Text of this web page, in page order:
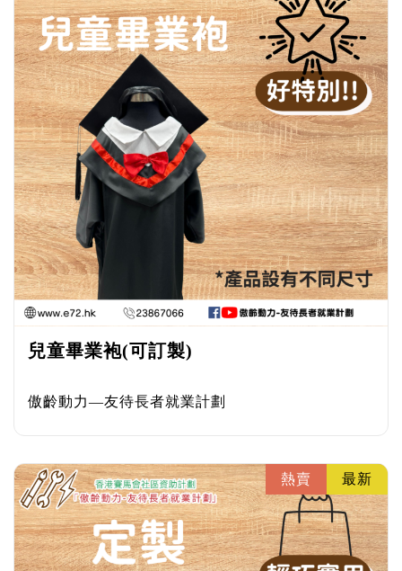
兒童畢業袍(可訂製)
傲齡動力—友待長者就業計劃
熱賣 最新